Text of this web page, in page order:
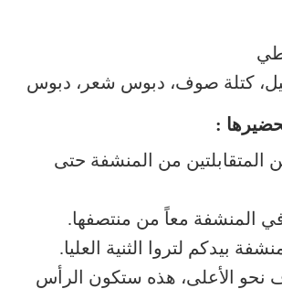
كتلة صوف، دبوس شعر، دبوس
:
المتقابلتين من المنشفة حتى
المنشفة معاً من منتصفها.
بيدكم لتروا الثنية العليا.
نحو الأعلى، هذه ستكون الرأس